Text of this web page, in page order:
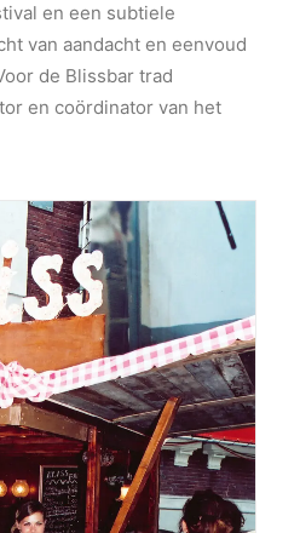
en een subtiele
van aandacht en eenvoud
de Blissbar trad
en coördinator van het